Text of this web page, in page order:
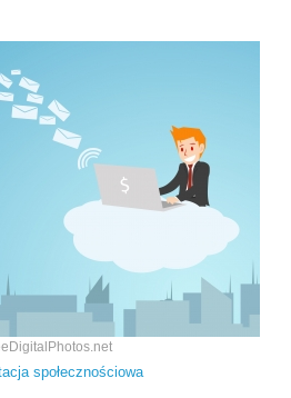
społecznościowa